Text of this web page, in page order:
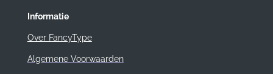
Informatie
Over FancyType
Algemene Voorwaarden